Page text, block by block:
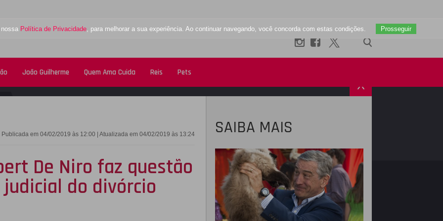
Política de Privacidade, para melhorar a sua experiência. Ao continuar navegando, você concorda com estas condições. Prosseguir
João Guilherme Quem Ama Cuida Reis Pets
X
Publicada em 04/02/2019 às 12:00 | Atualizada em 04/02/2019 às 13:24
De Niro faz questão
do divórcio
SAIBA MAIS
TWITTER INSTAGRAM